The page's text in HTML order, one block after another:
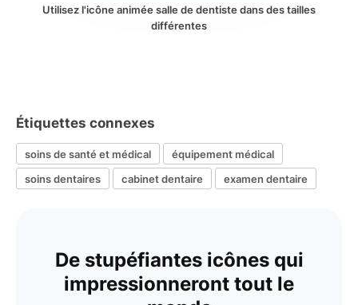
Utilisez l'icône animée salle de dentiste dans des tailles
différentes
Étiquettes connexes
soins de santé et médical
équipement médical
soins dentaires
cabinet dentaire examen dentaire
De stupéfiantes icônes qui
impressionneront tout le